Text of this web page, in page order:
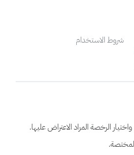
شروط الاستخدام